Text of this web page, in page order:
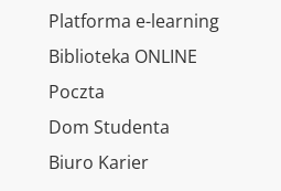
Platforma e-learning
Biblioteka ONLINE
Poczta
Dom Studenta
Biuro Karier